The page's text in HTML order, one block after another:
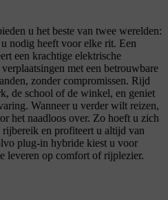
u het beste van twee werelden:
nodig heeft voor elke rit. Een
een krachtige elektrische
met een betrouwbare
zonder compromissen. Rijd
de school of de winkel, en geniet
Wanneer u verder wilt reizen,
het naadloos over. Zo hoeft u zich
en profiteert u altijd van
plug-in hybride kiest u voor
leveren op comfort of rijplezier.